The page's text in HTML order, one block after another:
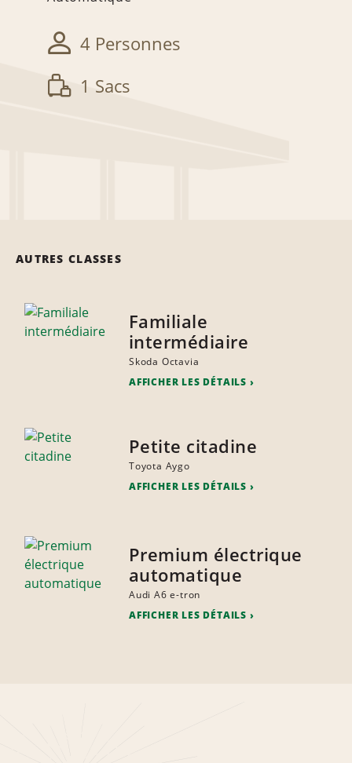
4 Personnes
1 Sacs
AUTRES CLASSES
Familiale
intermédiaire
Skoda Octavia
AFFICHER LES DÉTAILS
Petite citadine
Toyota Aygo
AFFICHER LES DÉTAILS
Premium électrique
automatique
Audi A6 e-tron
AFFICHER LES DÉTAILS